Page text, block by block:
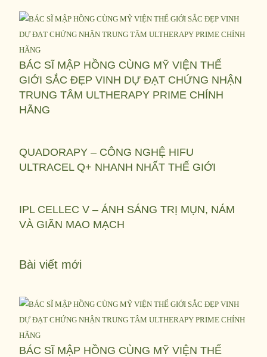
BÁC SĨ MẬP HỒNG CÙNG MỸ VIỆN THẾ
GIỚI SẮC ĐẸP VINH DỰ ĐẠT CHỨNG NHẬN
TRUNG TÂM ULTHERAPY PRIME CHÍNH
HÃNG
QUADORAPY – CÔNG NGHỆ HIFU
ULTRACEL Q+ NHANH NHẤT THẾ GIỚI
IPL CELLEC V – ÁNH SÁNG TRỊ MỤN, NÁM
VÀ GIÃN MAO MẠCH
Bài viết mới
BÁC SĨ MẬP HỒNG CÙNG MỸ VIỆN THẾ